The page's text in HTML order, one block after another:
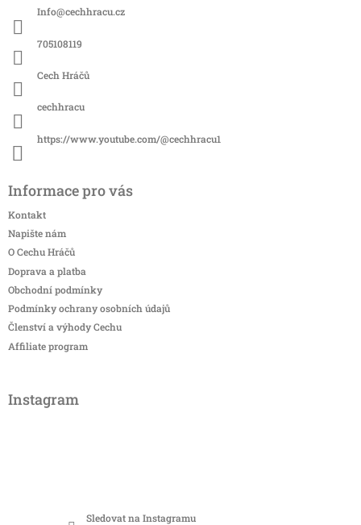
Info@cechhracu.cz
705108119
Cech Hráčů
cechhracu
https://www.youtube.com/@cechhracu1
Informace pro vás
Kontakt
Napište nám
O Cechu Hráčů
Doprava a platba
Obchodní podmínky
Podmínky ochrany osobních údajů
Členství a výhody Cechu
Affiliate program
Instagram
Sledovat na Instagramu